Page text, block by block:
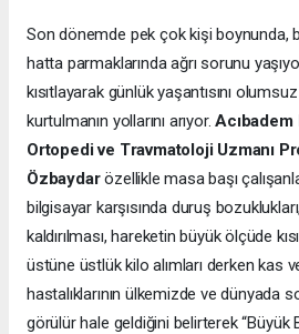
Son dönemde pek çok kişi boynunda,
hatta parmaklarında ağrı sorunu
kısıtlayarak günlük yaşantısını
kurtulmanın yollarını arıyor.Acıbadem
Ortopedi ve Travmatoloji Uzmanı
Özbaydarözellikle masa başı
bilgisayar karşısında duruş
kaldırılması, hareketin büyük ölçüde
üstüne üstlük kilo alımları derken kas
hastalıklarının ülkemizde ve dünyada
görülür hale geldiğini belirterek “Büyük